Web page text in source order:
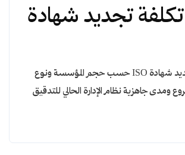
تجديد شهادة
تختلف تكلفة تجديد شهادة ISO حسب حجم المؤسسة ونوع
ومدى جاهزية نظام الإدارة الحالي للتدقيق